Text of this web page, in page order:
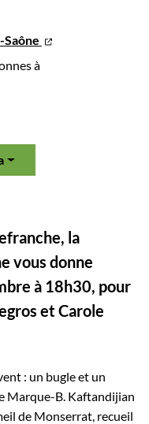
à
la
vous donne
à 18h30, pour
et Carole
: un bugle et un
Marque-B. Kaftandijian
de Monserrat, recueil